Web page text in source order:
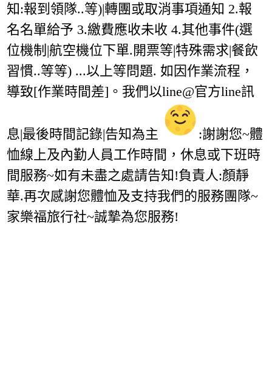
知:報到領隊..等)|轉團或取消事項通知 2.報
名名單給予 3.繳費應收未收 4.其他事件(選
位機制|航空機位下單.開票等|特殊需求|餐飲
習慣..等等) ...以上等問題. 如因作業流程，
導致[作業時間差]。我們以line@官方line訊
息|最後時間記錄|告知為主
:謝謝您~體
恤線上及內勤人員工作時間，休息或下班時
間服務~如有未盡之處請告知!負責人:顏靜
華.再次感謝您體恤及支持我們的服務團隊~
家樂福旅行社~誠摯為您服務!